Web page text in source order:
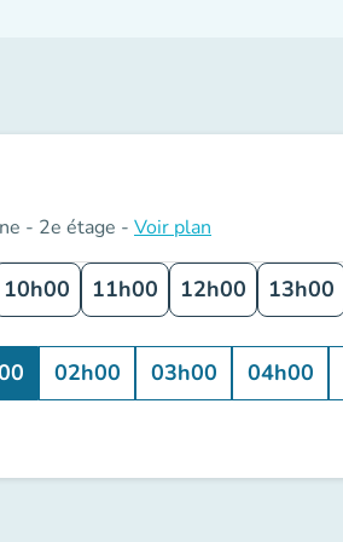
- 2e étage - Voir plan
10h00 11h00 12h00 13h00
02h00 03h00 04h00